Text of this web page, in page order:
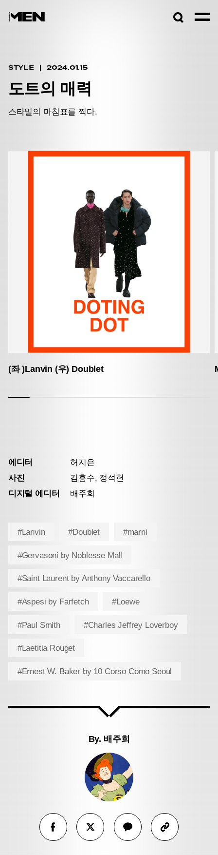
STYLE 2024.01.15
도트의 매력
스타일의 마침표를 찍다.
(좌 )Lanvin (우) Doublet
에디터
허지은
사진
김흥수, 정석헌
디지털 에디터
배주희
#Lanvin #Doublet #marni
#Gervasoni by Noblesse Mall
#Saint Laurent by Anthony Vaccarello
#Aspesi by Farfetch #Loewe
#Paul Smith #Charles Jeffrey Loverboy
#Laetitia Rouget
#Ernest W. Baker by 10 Corso Como Seoul
By. 배주희